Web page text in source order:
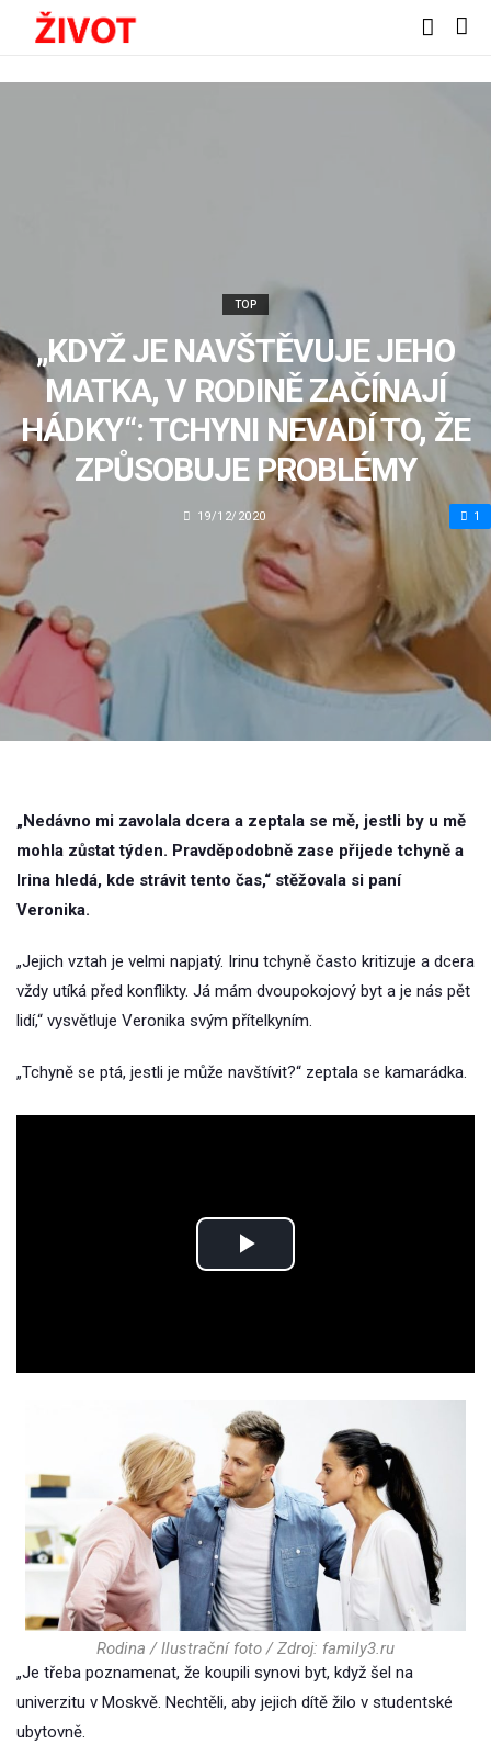
TOP
„KDYŽ JE NAVŠTĚVUJE JEHO
MATKA, V RODINĚ ZAČÍNAJÍ
HÁDKY“: TCHYNI NEVADÍ TO, ŽE
ZPŮSOBUJE PROBLÉMY
19/12/2020 1
„Nedávno mi zavolala dcera a zeptala se mě, jestli by u mě
mohla zůstat týden. Pravděpodobně zase přijede tchyně a
Irina hledá, kde strávit tento čas,“ stěžovala si paní
Veronika.
„Jejich vztah je velmi napjatý. Irinu tchyně často kritizuje a dcera
vždy utíká před konflikty. Já mám dvoupokojový byt a je nás pět
lidí,“ vysvětluje Veronika svým přítelkyním.
„Tchyně se ptá, jestli je může navštívit?“ zeptala se kamarádka.
Play
Rodina / Ilustrační foto / Zdroj: family3.ru
„Je třeba poznamenat, že koupili synovi byt, když šel na
univerzitu v Moskvě. Nechtěli, aby jejich dítě žilo v studentské
ubytovně.